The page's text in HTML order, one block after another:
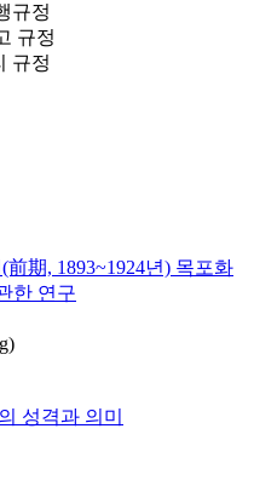
규정
규정
규정
期, 1893~1924년) 목포화
한 연구
성격과 의미